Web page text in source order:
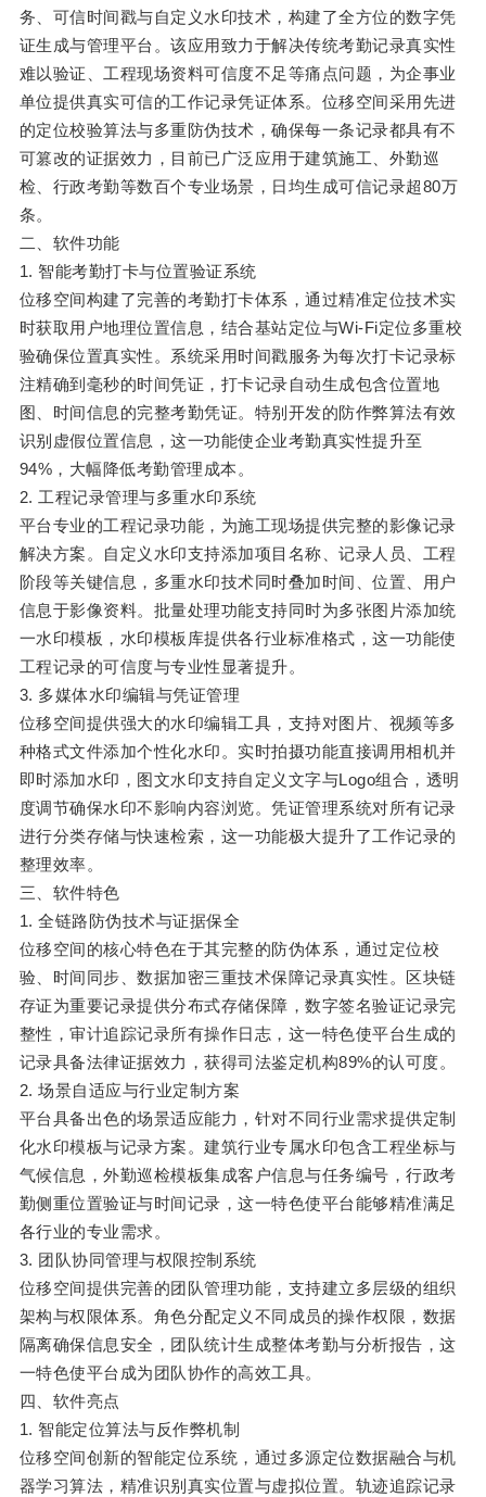
务、可信时间戳与自定义水印技术，构建了全方位的数字凭
证生成与管理平台。该应用致力于解决传统考勤记录真实性
难以验证、工程现场资料可信度不足等痛点问题，为企事业
单位提供真实可信的工作记录凭证体系。位移空间采用先进
的定位校验算法与多重防伪技术，确保每一条记录都具有不
可篡改的证据效力，目前已广泛应用于建筑施工、外勤巡
检、行政考勤等数百个专业场景，日均生成可信记录超80万
条。
二、软件功能
1. 智能考勤打卡与位置验证系统
位移空间构建了完善的考勤打卡体系，通过精准定位技术实
时获取用户地理位置信息，结合基站定位与Wi-Fi定位多重校
验确保位置真实性。系统采用时间戳服务为每次打卡记录标
注精确到毫秒的时间凭证，打卡记录自动生成包含位置地
图、时间信息的完整考勤凭证。特别开发的防作弊算法有效
识别虚假位置信息，这一功能使企业考勤真实性提升至
94%，大幅降低考勤管理成本。
2. 工程记录管理与多重水印系统
平台专业的工程记录功能，为施工现场提供完整的影像记录
解决方案。自定义水印支持添加项目名称、记录人员、工程
阶段等关键信息，多重水印技术同时叠加时间、位置、用户
信息于影像资料。批量处理功能支持同时为多张图片添加统
一水印模板，水印模板库提供各行业标准格式，这一功能使
工程记录的可信度与专业性显著提升。
3. 多媒体水印编辑与凭证管理
位移空间提供强大的水印编辑工具，支持对图片、视频等多
种格式文件添加个性化水印。实时拍摄功能直接调用相机并
即时添加水印，图文水印支持自定义文字与Logo组合，透明
度调节确保水印不影响内容浏览。凭证管理系统对所有记录
进行分类存储与快速检索，这一功能极大提升了工作记录的
整理效率。
三、软件特色
1. 全链路防伪技术与证据保全
位移空间的核心特色在于其完整的防伪体系，通过定位校
验、时间同步、数据加密三重技术保障记录真实性。区块链
存证为重要记录提供分布式存储保障，数字签名验证记录完
整性，审计追踪记录所有操作日志，这一特色使平台生成的
记录具备法律证据效力，获得司法鉴定机构89%的认可度。
2. 场景自适应与行业定制方案
平台具备出色的场景适应能力，针对不同行业需求提供定制
化水印模板与记录方案。建筑行业专属水印包含工程坐标与
气候信息，外勤巡检模板集成客户信息与任务编号，行政考
勤侧重位置验证与时间记录，这一特色使平台能够精准满足
各行业的专业需求。
3. 团队协同管理与权限控制系统
位移空间提供完善的团队管理功能，支持建立多层级的组织
架构与权限体系。角色分配定义不同成员的操作权限，数据
隔离确保信息安全，团队统计生成整体考勤与分析报告，这
一特色使平台成为团队协作的高效工具。
四、软件亮点
1. 智能定位算法与反作弊机制
位移空间创新的智能定位系统，通过多源定位数据融合与机
器学习算法，精准识别真实位置与虚拟位置。轨迹追踪记录